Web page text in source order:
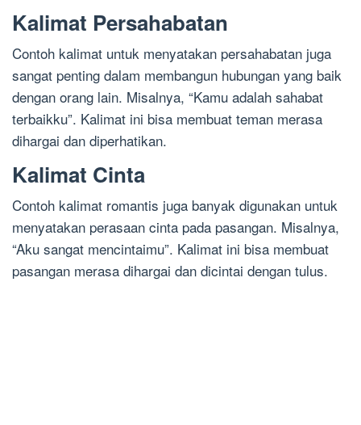
Kalimat Persahabatan
Contoh kalimat untuk menyatakan persahabatan juga
sangat penting dalam membangun hubungan yang baik
dengan orang lain. Misalnya, “Kamu adalah sahabat
terbaikku”. Kalimat ini bisa membuat teman merasa
dihargai dan diperhatikan.
Kalimat Cinta
Contoh kalimat romantis juga banyak digunakan untuk
menyatakan perasaan cinta pada pasangan. Misalnya,
“Aku sangat mencintaimu”. Kalimat ini bisa membuat
pasangan merasa dihargai dan dicintai dengan tulus.